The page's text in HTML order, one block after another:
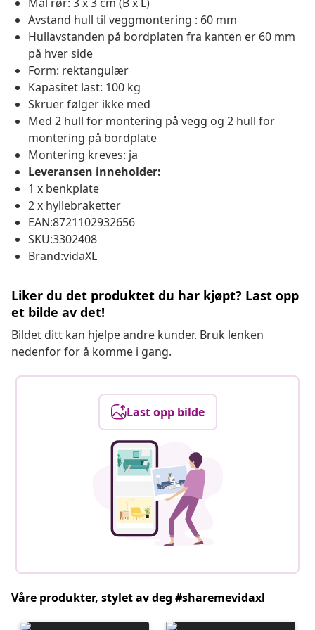
Avstand hull til veggmontering : 60 mm
Hullavstanden på bordplaten fra kanten er 60 mm
på hver side
Form: rektangulær
Kapasitet last: 100 kg
Skruer følger ikke med
Med 2 hull for montering på vegg og 2 hull for
montering på bordplate
Montering kreves: ja
Leveransen inneholder:
1 x benkplate
2 x hyllebraketter
EAN:8721102932656
SKU:3302408
Brand:vidaXL
Liker du det produktet du har kjøpt? Last opp
et bilde av det!
Bildet ditt kan hjelpe andre kunder. Bruk lenken
nedenfor for å komme i gang.
Last opp bilde
Våre produkter, stylet av deg #sharemevidaxl